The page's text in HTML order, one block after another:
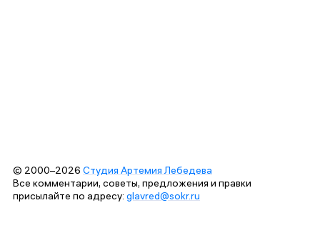
© 2000–2026 Студия Артемия Лебедева
Все комментарии, советы, предложения и правки
присылайте по адресу: glavred@sokr.ru